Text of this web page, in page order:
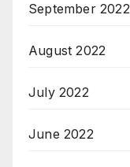
September 2022
August 2022
July 2022
June 2022